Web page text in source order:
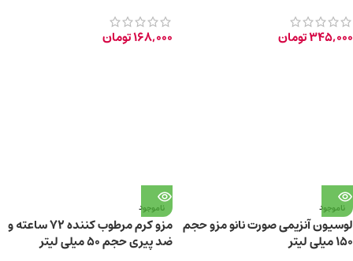
345,000تومان 168,000تومان
ناموجود
لوسیون آنزیمی صورت نانو مزو حجم
150 میلی لیتر
ناموجود
مزو کرم مرطوب کننده 72 ساعته و
ضد پیری حجم 50 میلی لیتر